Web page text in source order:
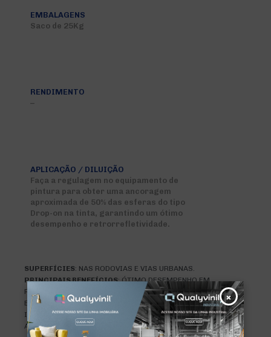
×
EMBALAGENS
Saco de 25Kg
RENDIMENTO
–
APLICAÇÃO / DILUIÇÃO
Faça a regulagem no equipamento de
pintura para obter uma ancoragem
aproximada de 50% das esferas do tipo
Drop-on na tinta, garantindo um ótimo
desempenho e retrorrefletividade.
SUPERFÍCIES: NAS RODOVIAS E VIAS URBANAS.
PRINCIPAIS BENEFÍCIOS: ÓTIMO DESEMPENHO EM
REFLETIVIDADE; RESISTÊNCIA ELEVADA DE
ESMAGAMENTO; QUIMICAMENTE
INERTE; COEFICIENTE DE BAIXA FRICÇÃO; TRATADA PARA
AUMENTAR A FLUIDEZ.